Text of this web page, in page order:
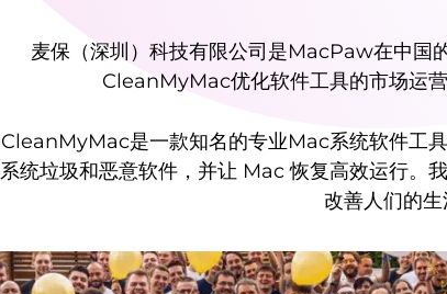
麦保（深圳）科技有限公司是MacPaw在中国
CleanMyMac优化软件工具的市场运营
CleanMyMac是一款知名的专业Mac系统软件工
系统垃圾和恶意软件，并让 Mac 恢复高效运行。
改善人们的生